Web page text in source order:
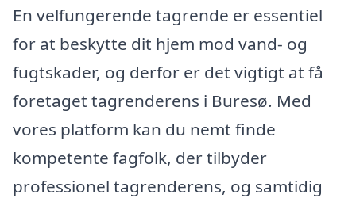
En velfungerende tagrende er essentiel
for at beskytte dit hjem mod vand- og
fugtskader, og derfor er det vigtigt at få
foretaget tagrenderens i Buresø. Med
vores platform kan du nemt finde
kompetente fagfolk, der tilbyder
professionel tagrenderens, og samtidig